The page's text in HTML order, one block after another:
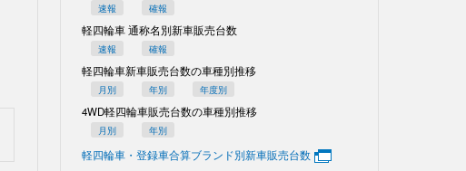
速報 確報
軽四輪車 通称名別新車販売台数
速報 確報
軽四輪車新車販売台数の車種別推移
月別 年別 年度別
4WD軽四輪車販売台数の車種別推移
月別 年別
軽四輪車・登録車合算ブランド別新車販売台数